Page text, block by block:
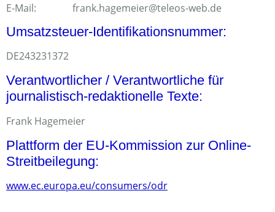
E-Mail:
frank.hagemeier@teleos-web.de
Umsatzsteuer-Identifikationsnummer:
DE243231372
Verantwortlicher / Verantwortliche für
journalistisch-redaktionelle Texte:
Frank Hagemeier
Plattform der EU-Kommission zur Online-
Streitbeilegung:
www.ec.europa.eu/consumers/odr